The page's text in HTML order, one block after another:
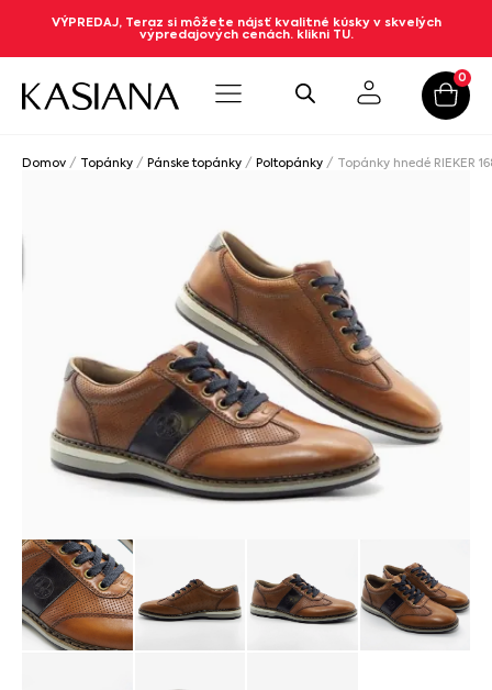
VÝPREDAJ, Teraz si môžete nájsť kvalitné kúsky v skvelých
výpredajových cenách. klikni TU.
0
Domov / Topánky / Pánske topánky / Poltopánky / Topánky hnedé RIEKER